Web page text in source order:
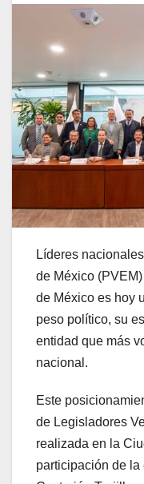
Líderes
de México
de México es hoy
peso político, su
entidad que más
nacional.
Este
de Legisladores
realizada en la
participación de